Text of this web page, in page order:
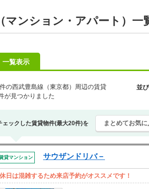
マンション・アパート）一
一覧表示
件の西武豊島線（東京都）周辺の賃貸
が見つかりました
並
ェックした賃貸物件(最大20件)を まとめてお気に
貸マンション サウザンドリバ－
休日は混雑するため来店予約がオススメです！